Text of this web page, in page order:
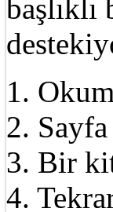
1.
2.
3. Bir
4.